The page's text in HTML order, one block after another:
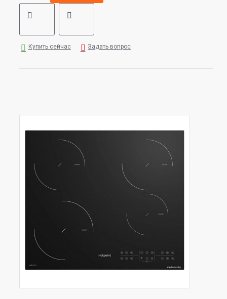
Купить сейчас Задать вопрос